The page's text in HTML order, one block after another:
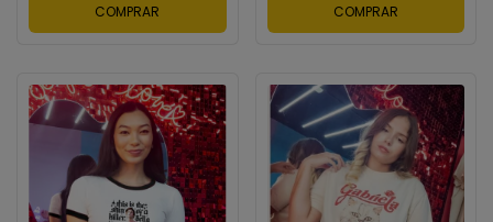
COMPRAR
COMPRAR